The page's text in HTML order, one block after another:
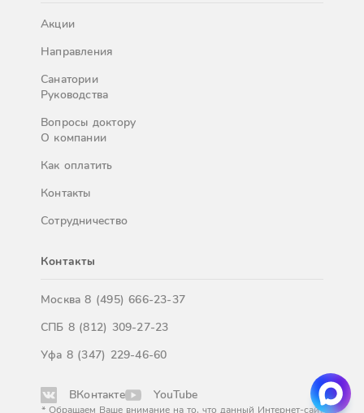
Акции
Направления
Санатории
Руководства
Вопросы доктору
О компании
Как оплатить
Контакты
Сотрудничество
Контакты
Москва8 (495) 666-23-37
СПБ 8 (812) 309-27-23
Уфа 8 (347) 229-46-60
ВКонтакте YouTube
* Обращаем Ваше внимание на то, что данный Интернет-сайт